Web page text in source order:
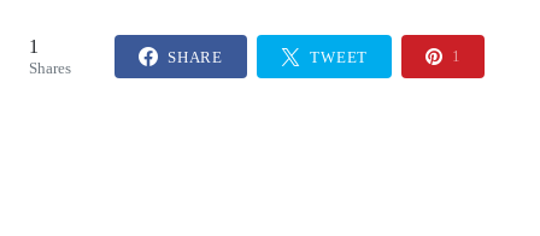
1
Shares
SHARE TWEET 1